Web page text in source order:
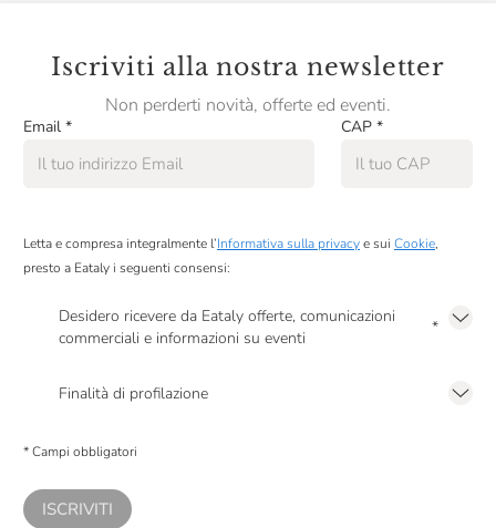
Iscriviti alla nostra newsletter
Non perderti novità, offerte ed eventi.
Email * CAP *
Letta e compresa integralmente l’Informativa sulla privacye sui Cookie,
presto a Eataly i seguenti consensi:
Desidero ricevere da Eataly offerte, comunicazioni
commerciali e informazioni su eventi
*
Finalità di profilazione
comunicazioni commerciali personalizzate, in caso di consenso prestato ai
* Campi obbligatori
ISCRIVITI